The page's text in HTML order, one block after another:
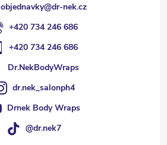
objednavky@dr-nek.cz
+420 734 246 686
+420 734 246 686
Dr.NekBodyWraps
dr.nek_salonph4
Drnek Body Wraps
@dr.nek7